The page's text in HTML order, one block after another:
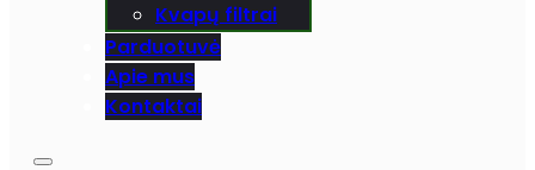
Kvapų filtrai
Parduotuvė
Apie mus
Kontaktai